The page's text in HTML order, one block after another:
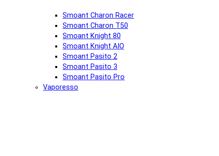
Smoant Charon Racer
Smoant Charon T50
Smoant Knight 80
Smoant Knight AIO
Smoant Pasito 2
Smoant Pasito 3
Smoant Pasito Pro
Vaporesso